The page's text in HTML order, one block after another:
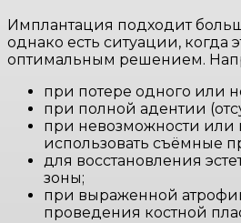
Имплантация подходит
однако есть ситуации, когда
оптимальным решением.
при потере одного или
при полной адентии
при невозможности или
использовать съёмные
для восстановления
зоны;
при выраженной
проведения костной